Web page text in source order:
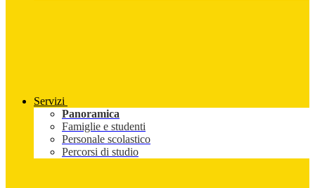
Servizi
Panoramica
Famiglie e studenti
Personale scolastico
Percorsi di studio